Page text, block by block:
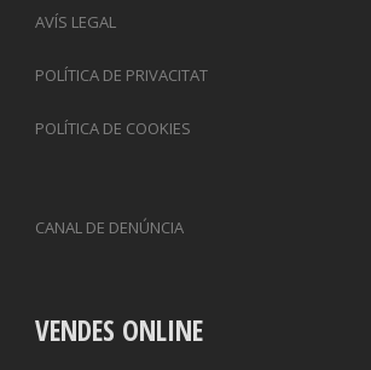
AVÍS LEGAL
POLÍTICA DE PRIVACITAT
POLÍTICA DE COOKIES
CANAL DE DENÚNCIA
VENDES ONLINE